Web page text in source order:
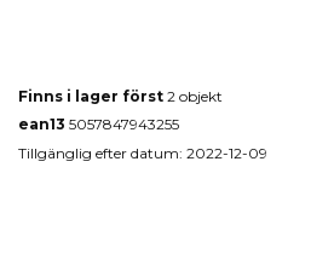
Finns i lager först 2 objekt
ean13 5057847943255
Tillgänglig efter datum: 2022-12-09